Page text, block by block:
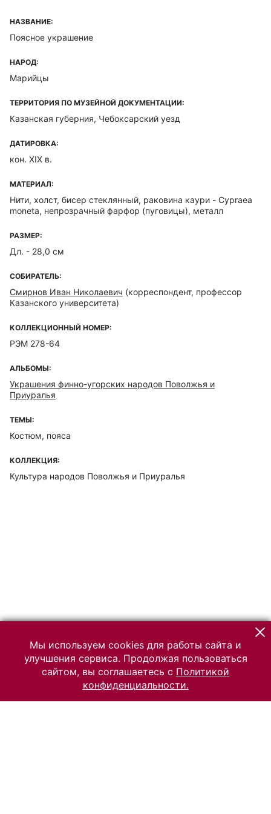
НАЗВАНИЕ:
Поясное украшение
НАРОД:
Марийцы
ТЕРРИТОРИЯ ПО МУЗЕЙНОЙ ДОКУМЕНТАЦИИ:
Казанская губерния, Чебоксарский уезд
ДАТИРОВКА:
кон. XIX в.
МАТЕРИАЛ:
Нити, холст, бисер стеклянный, раковина каури - Cypraea
moneta, непрозрачный фарфор (пуговицы), металл
РАЗМЕР:
Дл. - 28,0 см
СОБИРАТЕЛЬ:
Смирнов Иван Николаевич (корреспондент, профессор
Казанского университета)
КОЛЛЕКЦИОННЫЙ НОМЕР:
РЭМ 278-64
АЛЬБОМЫ:
Украшения финно-угорских народов Поволжья и
Приуралья
ТЕМЫ:
Костюм, пояса
КОЛЛЕКЦИЯ:
Культура народов Поволжья и Приуралья
Мы используем cookies для работы сайта и
улучшения сервиса. Продолжая пользоваться
сайтом, вы соглашаетесь с Политикой
конфиденциальности.